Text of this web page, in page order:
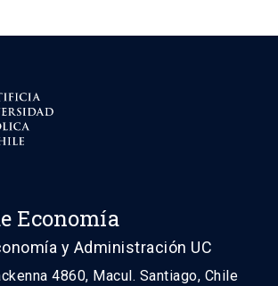
Economía
y Administración UC
4860, Macul. Santiago, Chile